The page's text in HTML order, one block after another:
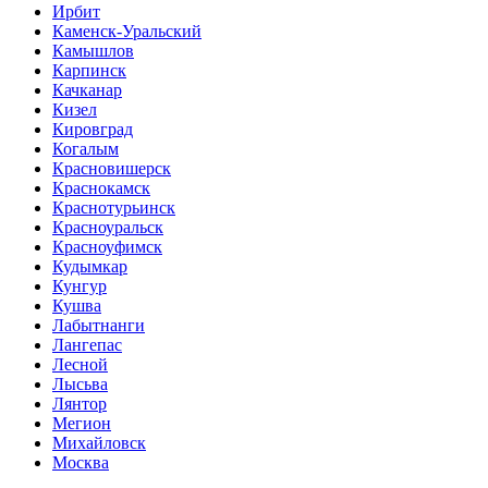
Ирбит
Каменск-Уральский
Камышлов
Карпинск
Качканар
Кизел
Кировград
Когалым
Красновишерск
Краснокамск
Краснотурьинск
Красноуральск
Красноуфимск
Кудымкар
Кунгур
Кушва
Лабытнанги
Лангепас
Лесной
Лысьва
Лянтор
Мегион
Михайловск
Москва